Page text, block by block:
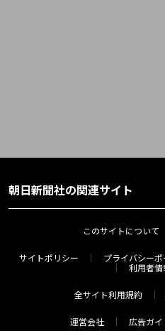
朝日新聞社の関連サイト
このサイトについて
サイトポリシー プライバシーポ
利用者
全サイト利用規約
運営会社 広告ガイ